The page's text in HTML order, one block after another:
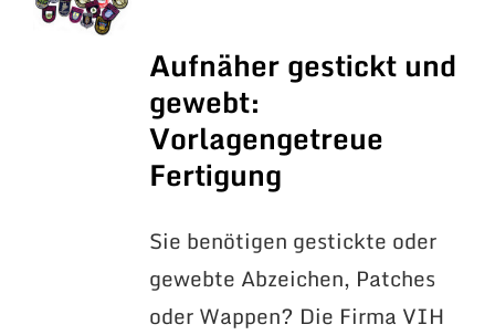
Aufnäher gestickt und
gewebt:
Vorlagengetreue
Fertigung
Sie benötigen gestickte oder
gewebte Abzeichen, Patches
oder Wappen? Die Firma VIH